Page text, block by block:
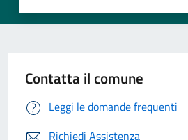
Contatta il comune
Leggi le domande frequenti
Richiedi Assistenza